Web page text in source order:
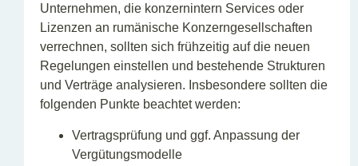
Unternehmen, die konzernintern Services oder
Lizenzen an rumänische Konzerngesellschaften
verrechnen, sollten sich frühzeitig auf die neuen
Regelungen einstellen und bestehende Strukturen
und Verträge analysieren. Insbesondere sollten die
folgenden Punkte beachtet werden:
Vertragsprüfung und ggf. Anpassung der
Vergütungsmodelle